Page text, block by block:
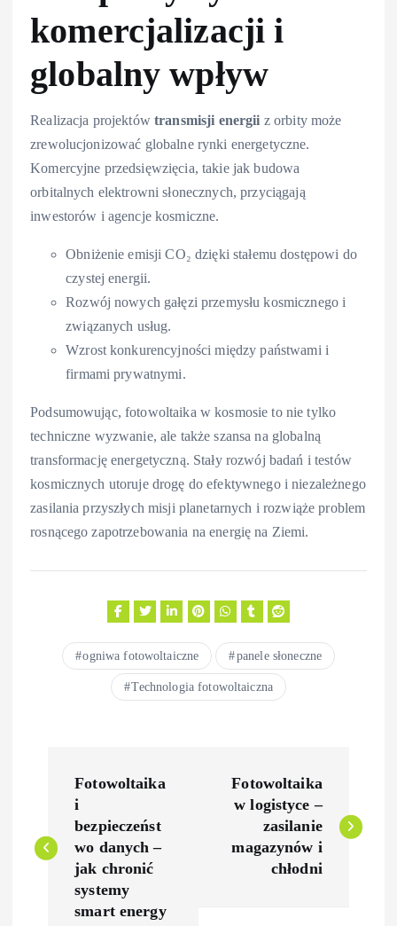
komercjalizacji i
globalny wpływ
Realizacja projektówtransmisji energii z orbity może
zrewolucjonizować globalne rynki energetyczne.
Komercyjne przedsięwzięcia, takie jak budowa
orbitalnych elektrowni słonecznych, przyciągają
inwestorów i agencje kosmiczne.
Obniżenie emisji CO₂ dzięki stałemu dostępowi do
czystej energii.
Rozwój nowych gałęzi przemysłu kosmicznego i
związanych usług.
Wzrost konkurencyjności między państwami i
firmami prywatnymi.
Podsumowując, fotowoltaika w kosmosie to nie tylko
techniczne wyzwanie, ale także szansa na globalną
transformację energetyczną. Stały rozwój badań i testów
kosmicznych utoruje drogę do efektywnego i niezależnego
zasilania przyszłych misji planetarnych i rozwiąże problem
rosnącego zapotrzebowania na energię na Ziemi.
ogniwa fotowoltaiczne panele słoneczne
Technologia fotowoltaiczna
w
Fotowoltaika
i
bezpieczeńst
wo danych –
jak chronić
systemy
smart energy
Fotowoltaika
w logistyce –
zasilanie
magazynów i
chłodni